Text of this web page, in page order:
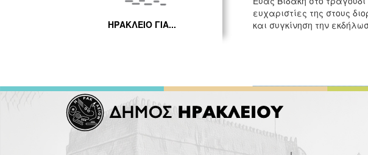
ΗΡΑΚΛΕΙΟ ΓΙΑ...
ευχαριστίες της στους
και συγκίνηση την